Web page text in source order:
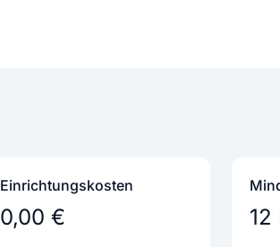
Einrichtungs­kosten
0,00 € 12